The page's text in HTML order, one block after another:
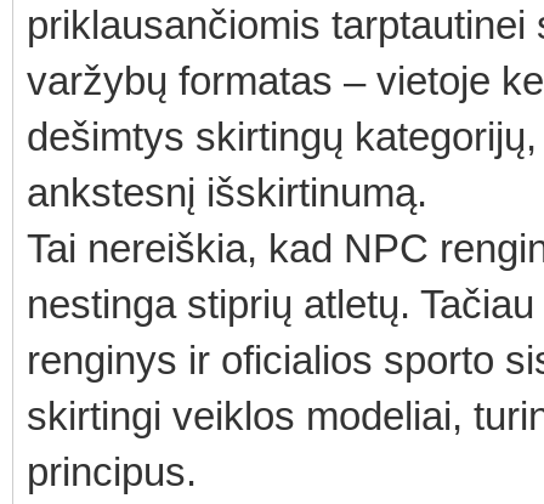
priklausančiomis
varžybų formatas – vietoje
dešimtys skirtingų
ankstesnį išskirtinumą.
Tai nereiškia, kad NPC
nestinga stiprių atletų.
renginys ir oficialios sporto
skirtingi veiklos modeliai,
principus.